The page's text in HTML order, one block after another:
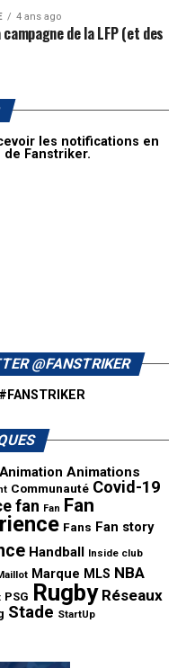
4 ans ago
de la LFP (et des
les notifications en
Fanstriker.
@FANSTRIKER
Animation Animations
Communauté Covid-19
fan Fan Fan
Fans Fan story
Handball Inside club
Marque MLS NBA
PSG Rugby Réseaux
Stade StartUp